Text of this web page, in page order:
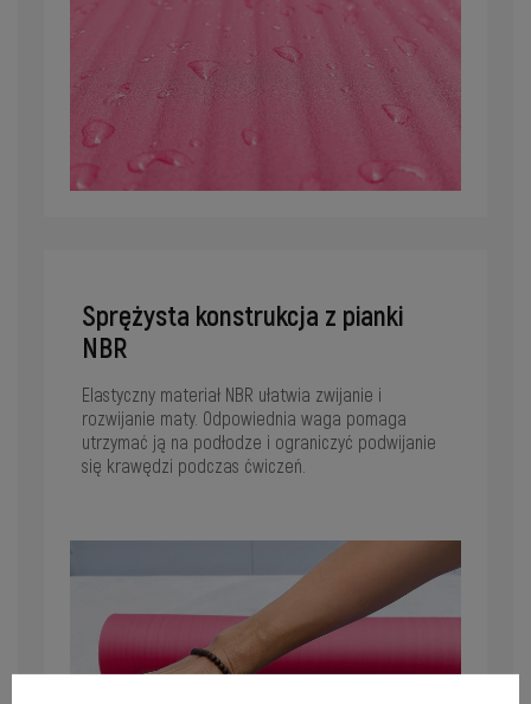
Sprężysta konstrukcja z pianki
NBR
Elastyczny materiał NBR ułatwia zwijanie i
rozwijanie maty. Odpowiednia waga pomaga
utrzymać ją na podłodze i ograniczyć podwijanie
się krawędzi podczas ćwiczeń.